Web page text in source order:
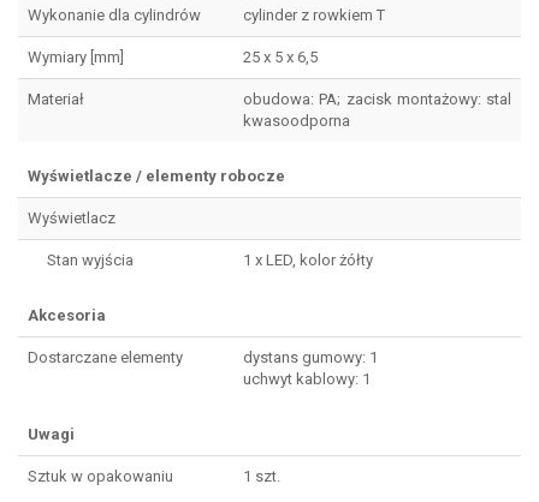
Wykonanie dla cylindrów cylinder z rowkiem T
Wymiary [mm] 25 x 5 x 6,5
Materiał
obudowa: PA; zacisk montażowy: stal
kwasoodporna
Wyświetlacze / elementy robocze
Wyświetlacz
Stan wyjścia 1 x LED, kolor żółty
Akcesoria
Dostarczane elementy
dystans gumowy: 1
uchwyt kablowy: 1
Uwagi
Sztuk w opakowaniu 1 szt.